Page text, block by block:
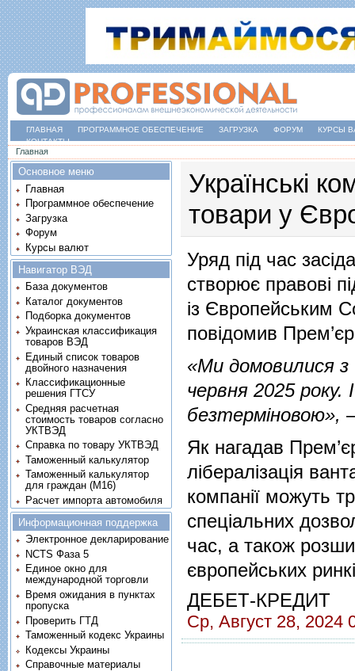
ГЛАВНАЯ ПРОГРАММНОЕ ОБЕСПЕЧЕНИЕ ЗАГРУЗКА ФОРУМ
КУРСЫ
КОНТАКТЫ
Вы здесь
Главная
Українські
товари у
Уряд під час
створює правові
із Європейським
повідомив
«Ми домовилися з
червня 2025 року.
безтерміновою»,
Як нагадав
лібералізація
компанії можуть
спеціальних
час, а також
європейських
ДЕБЕТ-КРЕДИТ
Ср, Август 28, 2024
Основное меню
Главная
Программное обеспечение
Загрузка
Форум
Курсы валют
Навигатор ВЭД
База документов
Каталог документов
Подборка документов
Украинская классификация
товаров ВЭД
Единый список товаров
двойного назначения
Классификационные
решения ГТСУ
Средняя расчетная
стоимость товаров согласно
УКТВЭД
Справка по товару УКТВЭД
Таможенный калькулятор
Таможенный калькулятор
для граждан (M16)
Расчет импорта автомобиля
Информационная поддержка
Электронное декларирование
NCTS Фаза 5
Единое окно для
международной торговли
Время ожидания в пунктах
пропуска
Проверить ГТД
Таможенный кодекс Украины
Кодексы Украины
Справочные материалы